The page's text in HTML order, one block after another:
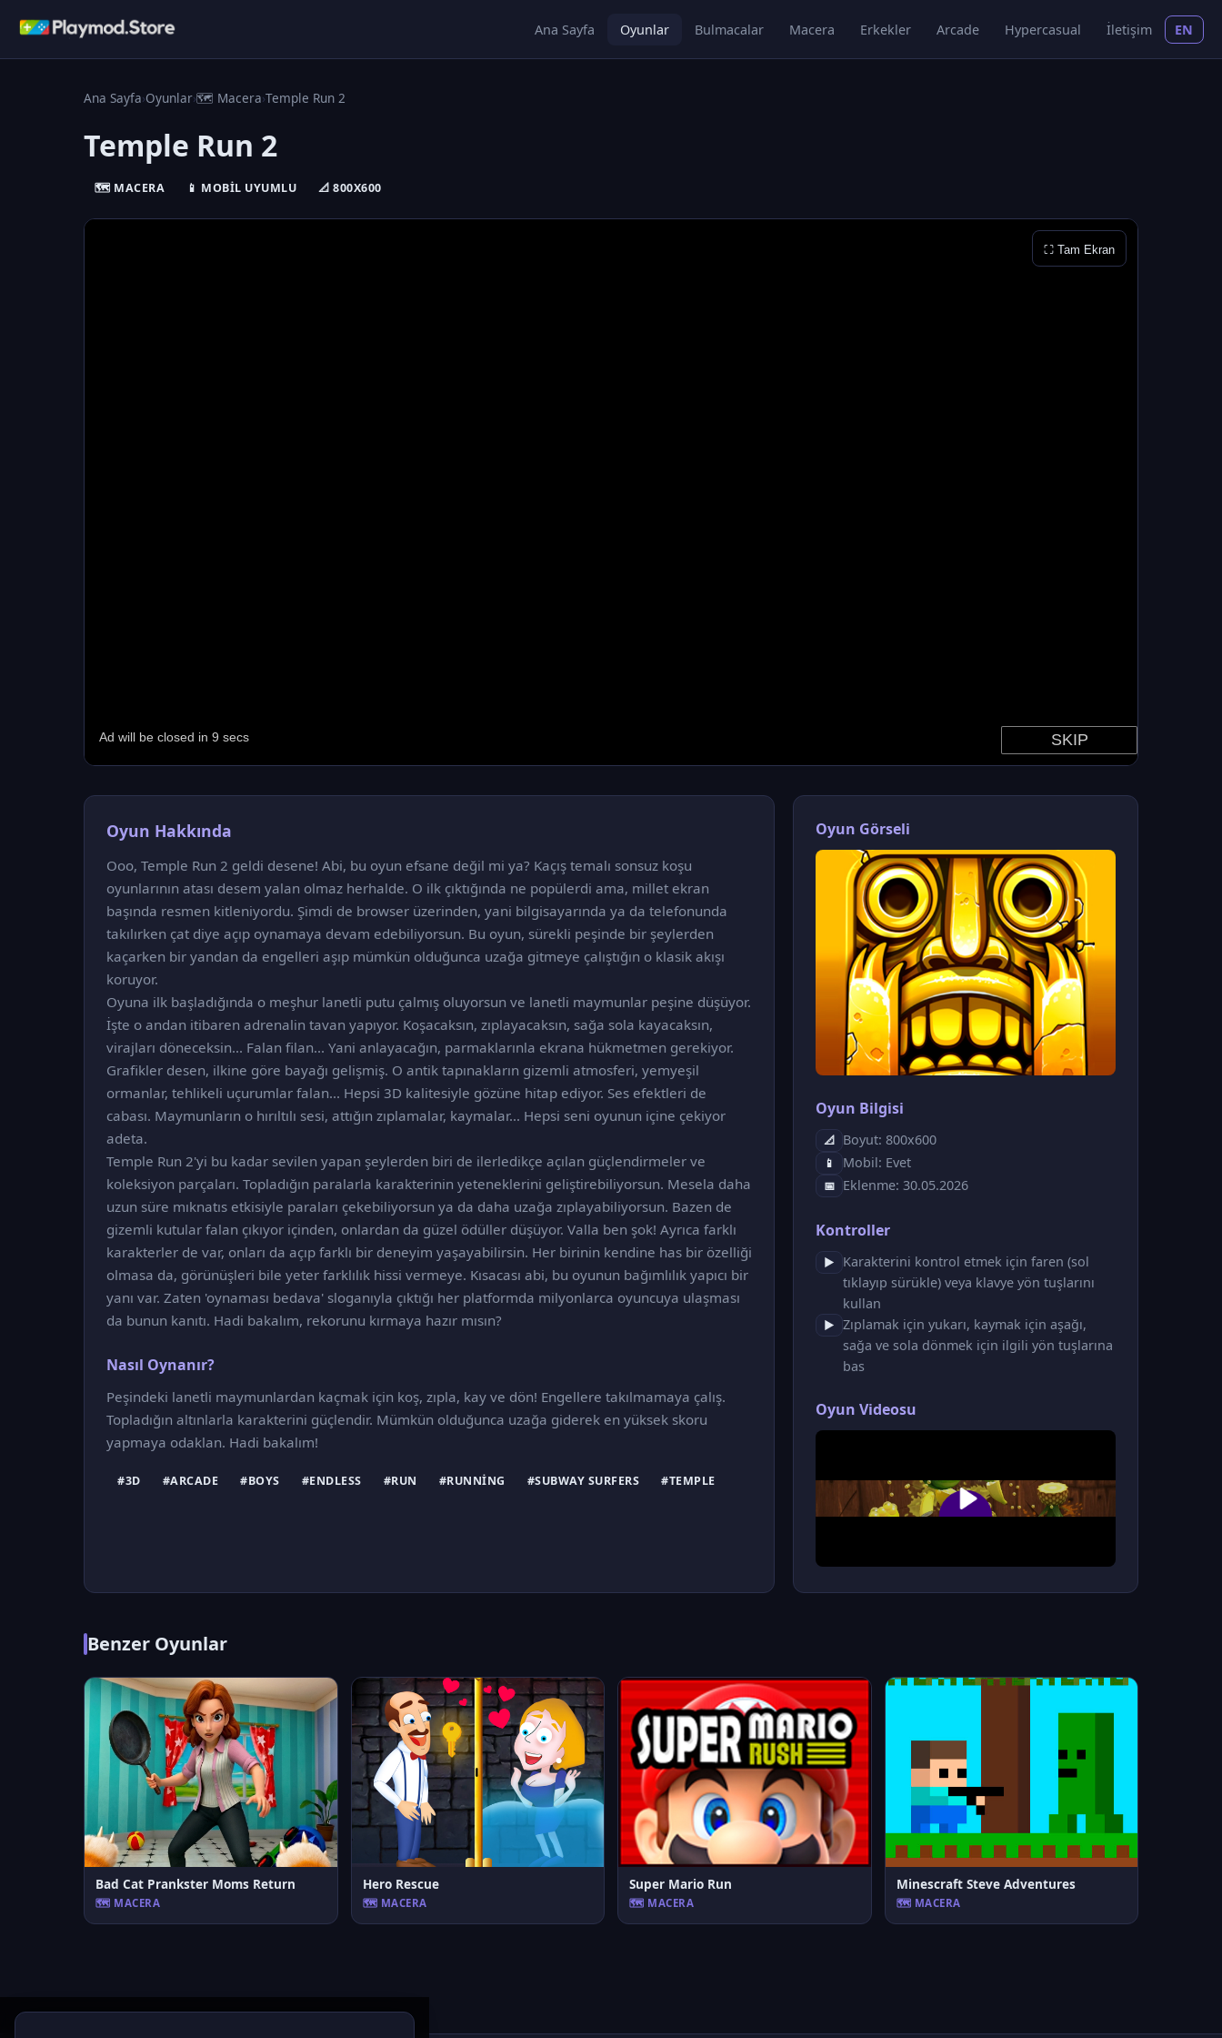
Ana Sayfa Oyunlar Bulmacalar Macera Erkekler Arcade Hypercasual İletişim EN
Ana Sayfa›Oyunlar›🗺️ Macera›Temple Run 2
Temple Run 2
🗺️ MACERA 📱 MOBIL UYUMLU 📐 800X600
⛶ Tam Ekran
Oyun Hakkında
Ooo, Temple Run 2 geldi desene! Abi, bu oyun efsane değil mi ya? Kaçış temalı sonsuz koşu
oyunlarının atası desem yalan olmaz herhalde. O ilk çıktığında ne popülerdi ama, millet ekran
başında resmen kitleniyordu. Şimdi de browser üzerinden, yani bilgisayarında ya da telefonunda
takılırken çat diye açıp oynamaya devam edebiliyorsun. Bu oyun, sürekli peşinde bir şeylerden
kaçarken bir yandan da engelleri aşıp mümkün olduğunca uzağa gitmeye çalıştığın o klasik akışı
koruyor.
Oyuna ilk başladığında o meşhur lanetli putu çalmış oluyorsun ve lanetli maymunlar peşine düşüyor.
İşte o andan itibaren adrenalin tavan yapıyor. Koşacaksın, zıplayacaksın, sağa sola kayacaksın,
virajları döneceksin... Falan filan... Yani anlayacağın, parmaklarınla ekrana hükmetmen gerekiyor.
Grafikler desen, ilkine göre bayağı gelişmiş. O antik tapınakların gizemli atmosferi, yemyeşil
ormanlar, tehlikeli uçurumlar falan... Hepsi 3D kalitesiyle gözüne hitap ediyor. Ses efektleri de
cabası. Maymunların o hırıltılı sesi, attığın zıplamalar, kaymalar... Hepsi seni oyunun içine çekiyor
adeta.
Temple Run 2'yi bu kadar sevilen yapan şeylerden biri de ilerledikçe açılan güçlendirmeler ve
koleksiyon parçaları. Topladığın paralarla karakterinin yeteneklerini geliştirebiliyorsun. Mesela daha
uzun süre mıknatıs etkisiyle paraları çekebiliyorsun ya da daha uzağa zıplayabiliyorsun. Bazen de
gizemli kutular falan çıkıyor içinden, onlardan da güzel ödüller düşüyor. Valla ben şok! Ayrıca farklı
karakterler de var, onları da açıp farklı bir deneyim yaşayabilirsin. Her birinin kendine has bir özelliği
olmasa da, görünüşleri bile yeter farklılık hissi vermeye. Kısacası abi, bu oyunun bağımlılık yapıcı bir
yanı var. Zaten 'oynaması bedava' sloganıyla çıktığı her platformda milyonlarca oyuncuya ulaşması
da bunun kanıtı. Hadi bakalım, rekorunu kırmaya hazır mısın?
Nasıl Oynanır?
Peşindeki lanetli maymunlardan kaçmak için koş, zıpla, kay ve dön! Engellere takılmamaya çalış.
Topladığın altınlarla karakterini güçlendir. Mümkün olduğunca uzağa giderek en yüksek skoru
yapmaya odaklan. Hadi bakalım!
#3D #ARCADE #BOYS #ENDLESS #RUN #RUNNING #SUBWAY SURFERS #TEMPLE
Oyun Görseli
Oyun Bilgisi
📐 Boyut: 800x600
📱 Mobil: Evet
📅 Eklenme: 30.05.2026
Kontroller
▶
Karakterini kontrol etmek için faren (sol
tıklayıp sürükle) veya klavye yön tuşlarını
kullan
▶ Zıplamak için yukarı, kaymak için aşağı,
sağa ve sola dönmek için ilgili yön tuşlarına
bas
Oyun Videosu
Benzer Oyunlar
Bad Cat Prankster Moms Return
🗺️ MACERA
Hero Rescue
🗺️ MACERA
Super Mario Run
🗺️ MACERA
Minescraft Steve Adventures
🗺️ MACERA